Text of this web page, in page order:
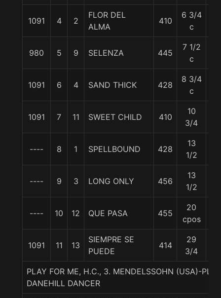
1091 4 2
FLOR DEL
ALMA
410
6 3/4
c
980 5 9 SELENZA 445
7 1/2
c
1091 6 4 SAND THICK 428
8 3/4
c
1091 7 11 SWEET CHILD 410
10
3/4
---- 8 1 SPELLBOUND 428
13
1/2
---- 9 3 LONG ONLY 456
13
1/2
---- 10 12 QUE PASA 455
20
cpos
1091 11 13
SIEMPRE SE
PUEDE
414
29
3/4
PLAY FOR ME, H.C., 3. MENDELSSOHN (USA)-
DANEHILL DANCER